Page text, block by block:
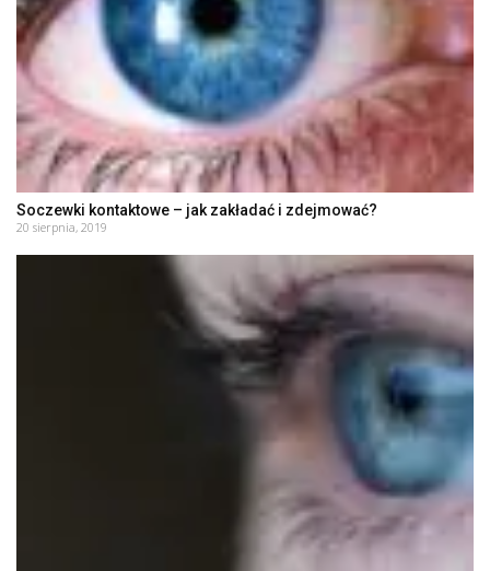
Soczewki kontaktowe – jak zakładać i zdejmować?
20 sierpnia, 2019